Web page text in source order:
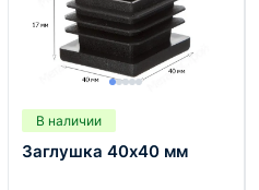
В наличии
Заглушка 40х40 мм